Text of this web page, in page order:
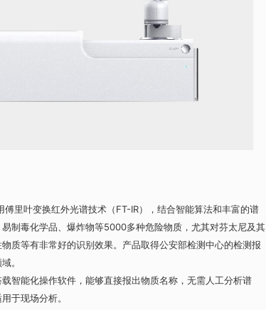
叶变换红外光谱技术（FT-IR），结合智能算法和丰富的谱
制毒化学品、爆炸物等5000多种危险物质，尤其对芬太尼及其
质等有非常好的识别效果。产品取得公安部检测中心的检测报
。
能化操作软件，能够直接报出物质名称，无需人工分析谱
于现场分析。